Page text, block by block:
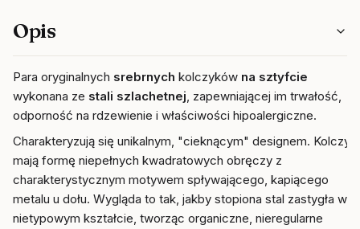
Opis
Para oryginalnych srebrnych kolczyków na sztyfcie
wykonana ze stali szlachetnej, zapewniającej im trwałość,
odporność na rdzewienie i właściwości hipoalergiczne.
Charakteryzują się unikalnym, "cieknącym" designem. Kolczyki
mają formę niepełnych kwadratowych obręczy z
charakterystycznym motywem spływającego, kapiącego
metalu u dołu. Wygląda to tak, jakby stopiona stal zastygła w
nietypowym kształcie, tworząc organiczne, nieregularne